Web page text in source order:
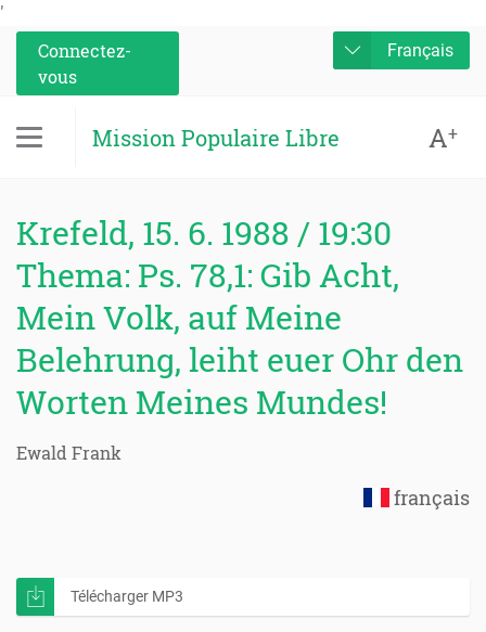
'
Connectez-
vous
Français
Mission Populaire Libre A+
Krefeld, 15. 6. 1988 / 19:30
Thema: Ps. 78,1: Gib Acht,
Mein Volk, auf Meine
Belehrung, leiht euer Ohr den
Worten Meines Mundes!
Ewald Frank
français
Télécharger MP3